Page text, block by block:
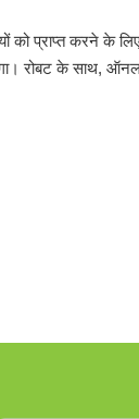
को प्राप्त करने के
रोबट के साथ,